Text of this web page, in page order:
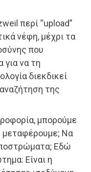
περί “upload”
νέφη, μέχρι τα
που
να τη
διεκδικεί
της
μπορούμε
μεταφέρουμε; Να
Εδώ
Είναι η